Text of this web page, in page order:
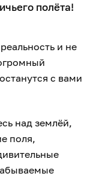
полёта!
и не
с вами
над землёй,
поля,